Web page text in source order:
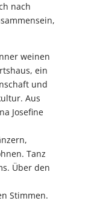
nach
weinen
ein
und
Aus
Josefine
Tanz
Über den
Stimmen.